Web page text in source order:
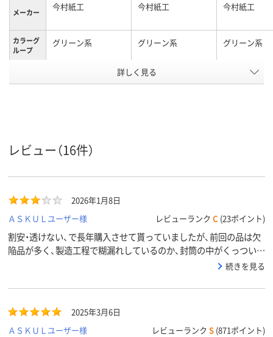
メーカー 今村紙工 今村紙工 今村紙工
カラーグ
ループ
グリーン系 グリーン系 グリーン系
テープなし テープ付
留め具の
有無
なし
封筒裏面
商品環境
詳しく見る
レビュー（16件）
2026年1月8日
ＡＳＫＵＬユーザー様
レビューランク C (23ポイント)
割安・透けない、で長年購入させて貰っていましたが、前回の品は欠
陥品が多く、製造工程で糊漏れしているのか、封筒の中がくっついて
いて、使用前で開封できない物が半数混入していました。改善して
続きを見る
2025年3月6日
ＡＳＫＵＬユーザー様
レビューランク S (871ポイント)